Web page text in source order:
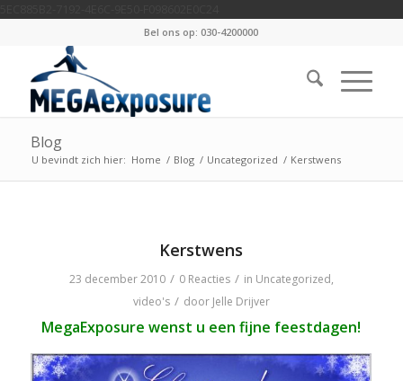
Bel ons op: 030-4200000
Blog
U bevindt zich hier: Home / Blog / Uncategorized / Kerstwens
Kerstwens
23 december 2010 / 0 Reacties / in Uncategorized,
video's / door Jelle Drijver
MegaExposure wenst u een fijne feestdagen!